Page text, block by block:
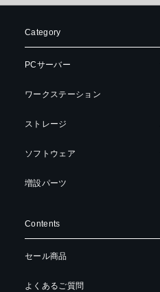
Category
PCサーバー
ワークステーション
ストレージ
ソフトウェア
増設パーツ
Contents
セール商品
よくあるご質問